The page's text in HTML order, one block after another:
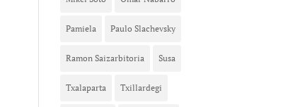
Pamiela Paulo Slachevsky
Ramon Saizarbitoria Susa
Txalaparta Txillardegi